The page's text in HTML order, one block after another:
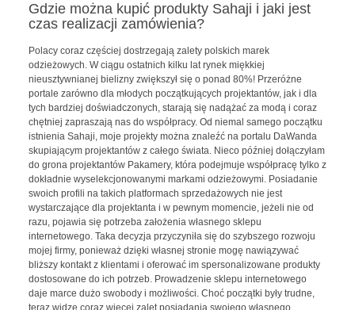
Gdzie można kupić produkty Sahaji i jaki jest
czas realizacji zamówienia?
Polacy coraz częściej dostrzegają zalety polskich marek
odzieżowych. W ciągu ostatnich kilku lat rynek miękkiej
nieusztywnianej bielizny zwiększył się o ponad 80%! Przeróżne
portale zarówno dla młodych początkujących projektantów, jak i dla
tych bardziej doświadczonych, starają się nadążać za modą i coraz
chętniej zapraszają nas do współpracy. Od niemal samego początku
istnienia Sahaji, moje projekty można znaleźć na portalu DaWanda
skupiającym projektantów z całego świata. Nieco później dołączyłam
do grona projektantów Pakamery, która podejmuje współpracę tylko z
dokładnie wyselekcjonowanymi markami odzieżowymi. Posiadanie
swoich profili na takich platformach sprzedażowych nie jest
wystarczające dla projektanta i w pewnym momencie, jeżeli nie od
razu, pojawia się potrzeba założenia własnego sklepu
internetowego. Taka decyzja przyczyniła się do szybszego rozwoju
mojej firmy, ponieważ dzięki własnej stronie mogę nawiązywać
bliższy kontakt z klientami i oferować im spersonalizowane produkty
dostosowane do ich potrzeb. Prowadzenie sklepu internetowego
daje marce dużo swobody i możliwości. Choć początki były trudne,
teraz widzę coraz więcej zalet posiadania swojego własnego